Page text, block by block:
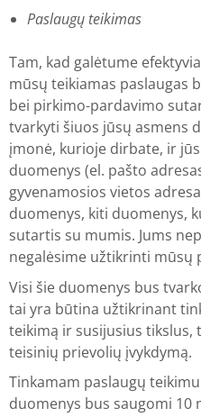
Paslaugų teikimas
Tam, kad galėtume
mūsų teikiamas paslaugas
bei pirkimo-pardavimo
tvarkyti šiuos jūsų asmens
įmonė, kurioje dirbate, ir
duomenys (el. pašto
gyvenamosios vietos
duomenys, kiti duomenys,
sutartis su mumis. Jums
negalėsime užtikrinti mūsų
Visi šie duomenys bus
tai yra būtina užtikrinant
teikimą ir susijusius tikslus,
teisinių prievolių įvykdymą.
Tinkamam paslaugų
duomenys bus saugomi 10